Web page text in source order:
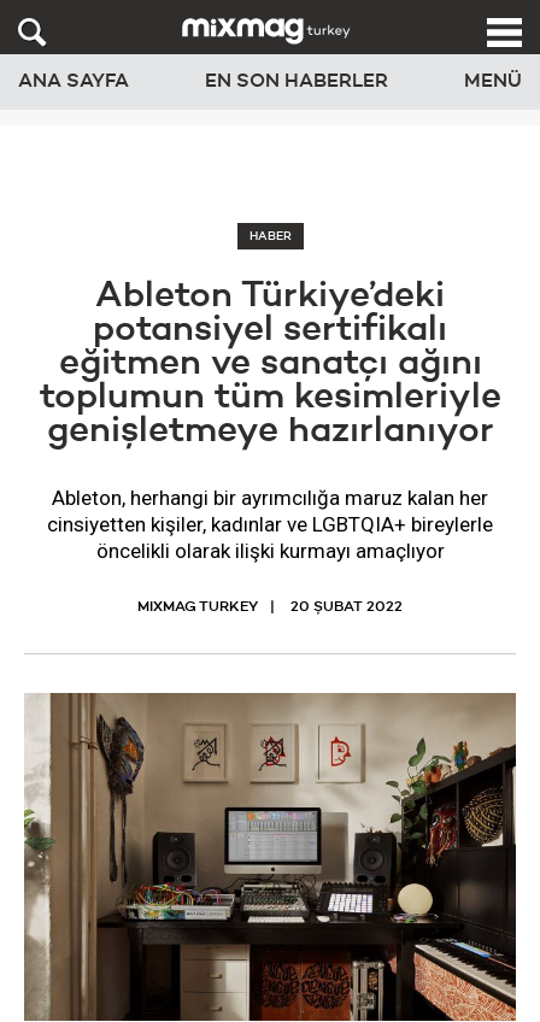
ANA SAYFA EN SON HABERLER MENÜ
HABER
Ableton Türkiye’deki
potansiyel sertifikalı
eğitmen ve sanatçı ağını
toplumun tüm kesimleriyle
genişletmeye hazırlanıyor
Ableton, herhangi bir ayrımcılığa maruz kalan her
cinsiyetten kişiler, kadınlar ve LGBTQIA+ bireylerle
öncelikli olarak ilişki kurmayı amaçlıyor
MIXMAG TURKEY 20 ŞUBAT 2022